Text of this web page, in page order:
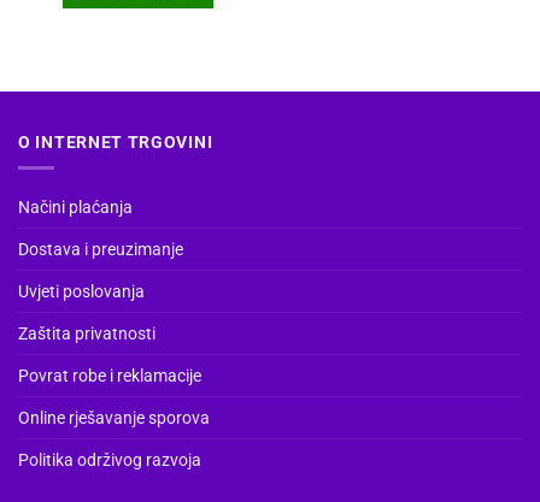
O INTERNET TRGOVINI
Načini plaćanja
Dostava i preuzimanje
Uvjeti poslovanja
Zaštita privatnosti
Povrat robe i reklamacije
Online rješavanje sporova
Politika održivog razvoja